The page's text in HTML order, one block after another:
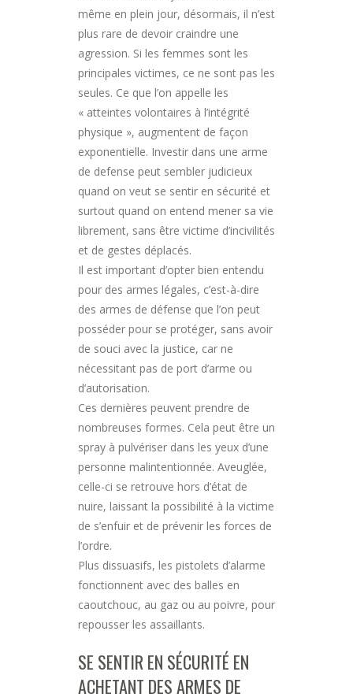
même en plein jour, désormais, il n’est
plus rare de devoir craindre une
agression. Si les femmes sont les
principales victimes, ce ne sont pas les
seules. Ce que l’on appelle les
« atteintes volontaires à l’intégrité
physique », augmentent de façon
exponentielle. Investir dans une arme
de defense peut sembler judicieux
quand on veut se sentir en sécurité et
surtout quand on entend mener sa vie
librement, sans être victime d’incivilités
et de gestes déplacés.
Il est important d’opter bien entendu
pour des armes légales, c’est-à-dire
des armes de défense que l’on peut
posséder pour se protéger, sans avoir
de souci avec la justice, car ne
nécessitant pas de port d’arme ou
d’autorisation.
Ces dernières peuvent prendre de
nombreuses formes. Cela peut être un
spray à pulvériser dans les yeux d’une
personne malintentionnée. Aveuglée,
celle-ci se retrouve hors d’état de
nuire, laissant la possibilité à la victime
de s’enfuir et de prévenir les forces de
l’ordre.
Plus dissuasifs, les pistolets d’alarme
fonctionnent avec des balles en
caoutchouc, au gaz ou au poivre, pour
repousser les assaillants.
SE SENTIR EN SÉCURITÉ EN
ACHETANT DES ARMES DE